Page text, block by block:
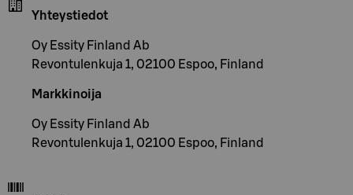
Yhteystiedot
Oy Essity Finland Ab
Revontulenkuja 1, 02100 Espoo, Finland
Markkinoija
Oy Essity Finland Ab
Revontulenkuja 1, 02100 Espoo, Finland